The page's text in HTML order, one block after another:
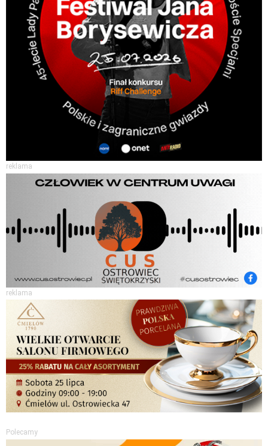
reklama
reklama
Polecamy